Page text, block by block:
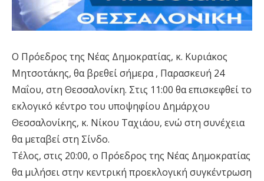
Ο Πρόεδρος της Νέας Δημοκρατίας, κ. Κυριάκος
Μητσοτάκης, θα βρεθεί σήμερα , Παρασκευή 24
Μαΐου, στη Θεσσαλονίκη. Στις 11:00 θα επισκεφθεί το
εκλογικό κέντρο του υποψηφίου Δημάρχου
Θεσσαλονίκης, κ. Νίκου Ταχιάου, ενώ στη συνέχεια
θα μεταβεί στη Σίνδο.
Τέλος, στις 20:00, ο Πρόεδρος της Νέας Δημοκρατίας
θα μιλήσει στην κεντρική προεκλογική συγκέντρωση